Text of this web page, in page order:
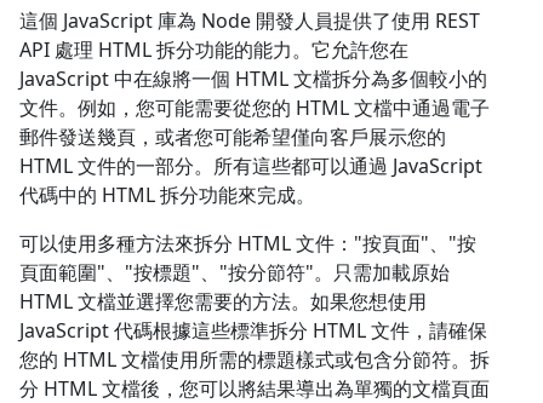
這個 JavaScript 庫為 Node 開發人員提供了使用 REST
API 處理 HTML 拆分功能的能力。它允許您在
JavaScript 中在線將一個 HTML 文檔拆分為多個較小的
文件。例如，您可能需要從您的 HTML 文檔中通過電子
郵件發送幾頁，或者您可能希望僅向客戶展示您的
HTML 文件的一部分。所有這些都可以通過 JavaScript
代碼中的 HTML 拆分功能來完成。
可以使用多種方法來拆分 HTML 文件："按頁面"、"按
頁面範圍"、"按標題"、"按分節符"。只需加載原始
HTML 文檔並選擇您需要的方法。如果您想使用
JavaScript 代碼根據這些標準拆分 HTML 文件，請確保
您的 HTML 文檔使用所需的標題樣式或包含分節符。拆
分 HTML 文檔後，您可以將結果導出為單獨的文檔頁面